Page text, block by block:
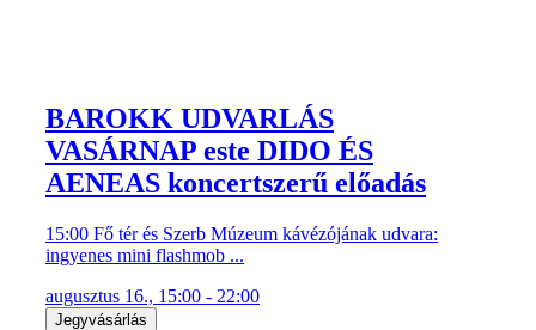
BAROKK UDVARLÁS
VASÁRNAP este DIDO ÉS
AENEAS koncertszerű előadás
15:00 Fő tér és Szerb Múzeum kávézójának udvara:
ingyenes mini flashmob ...
augusztus 16., 15:00 - 22:00
Jegyvásárlás